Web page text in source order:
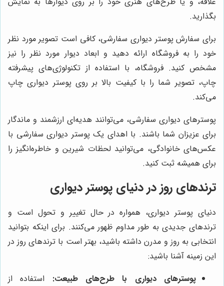
بگذارید.
برای سفارش پوستر دیواری سفارشی، کافی است تصویر مورد نظر
خود را به فروشگاه ارائه دهید و ابعاد دیوار مورد نظر را نیز
مشخص کنید. فروشگاه، با استفاده از تکنولوژی‌های پیشرفته
چاپ، تصویر شما را با کیفیت بالا بر روی پوستر دیواری چاپ
می‌کند.
پوسترهای دیواری سفارشی، می‌توانند هدیه‌ای ارزشمند و ماندگار
برای عزیزان شما باشند. با اهدای یک پوستر دیواری سفارشی با
عکس‌های خانوادگی، می‌توانید لحظات شیرین و خاطره‌انگیز را
برای همیشه ثبت کنید.
ترندهای روز در دنیای پوستر دیواری
دنیای پوستر دیواری، همواره در حال تغییر و تحول است و
ترندهای جدیدی به طور مداوم ظهور می‌کنند. برای اینکه بتوانید
انتخابی به روز و مدرن داشته باشید، بهتر است با ترندهای روز در
این زمینه آشنا باشید:
پوسترهای دیواری با طرح‌های طبیعت: استفاده از